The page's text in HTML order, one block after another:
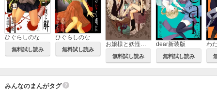
無料試し読み 無料試し読み
無料試し読み
dear新装版
無料試し読み
みんなのまんがタグ